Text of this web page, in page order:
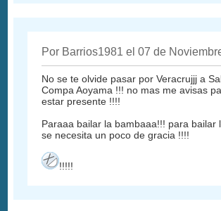
Por Barrios1981 el 07 de
No se te olvide pasar por Veracrujjj a
Compa Aoyama !!! no mas me avisas
estar presente !!!!
Paraaa bailar la bambaaa!!! para bailar
se necesita un poco de gracia !!!!
!!!!!